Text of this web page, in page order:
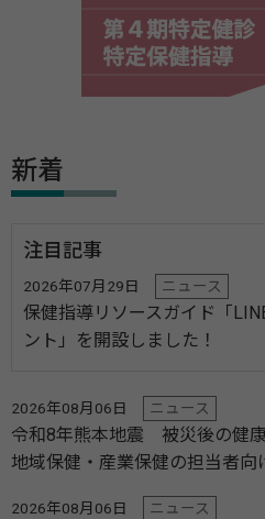
新着
注目記事
2026年07月29日 ニュース
保健指導リソースガイド「
ント」を開設しました！
2026年08月06日 ニュース
令和8年熊本地震 被災後の健
地域保健・産業保健の担当者向
2026年08月06日 ニュース